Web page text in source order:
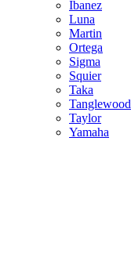
Ibanez
Luna
Martin
Ortega
Sigma
Squier
Taka
Tanglewood
Taylor
Yamaha